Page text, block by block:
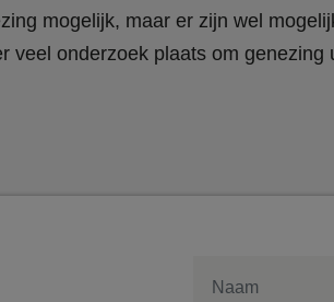
mogelijk, maar er zijn wel
veel onderzoek plaats om genezing